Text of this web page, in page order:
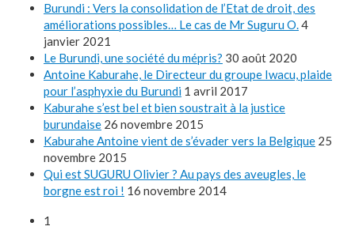
Burundi : Vers la consolidation de l’Etat de droit, des
améliorations possibles… Le cas de Mr Suguru O.4
janvier 2021
Le Burundi, une société du mépris? 30 août 2020
Antoine Kaburahe, le Directeur du groupe Iwacu, plaide
pour l’asphyxie du Burundi 1 avril 2017
Kaburahe s’est bel et bien soustrait à la justice
burundaise 26 novembre 2015
Kaburahe Antoine vient de s’évader vers la Belgique 25
novembre 2015
Qui est SUGURU Olivier ? Au pays des aveugles, le
borgne est roi ! 16 novembre 2014
1